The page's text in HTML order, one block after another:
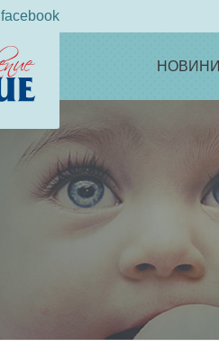
facebook
НОВИНИ